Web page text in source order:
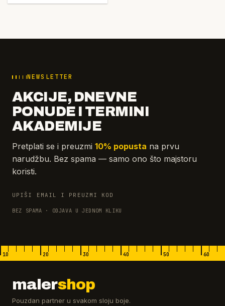
NEWSLETTER
AKCIJE, DNEVNE
PONUDE I TERMINI
AKADEMIJE
Pretplati se i preuzmi 10% popusta na prvu
narudžbu. Bez spama — samo ono što majstoru
koristi.
UPIŠI EMAIL I PREUZMI KOD
BEZ SPAMA · ODJAVA U JEDNOM KLIKU
10 20 30 40 50 60
malershop
Pouzdan partner u svakom sloju boje.